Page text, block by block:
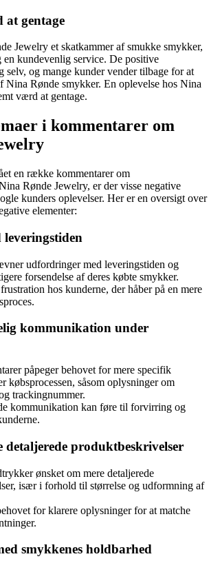
at gentage
Jewelry et skatkammer af smukke smykker,
kundevenlig service. De positive
selv, og mange kunder vender tilbage for at
Nina Rønde smykker. En oplevelse hos Nina
værd at gentage.
i kommentarer om
en række kommentarer om
Rønde Jewelry, er der visse negative
kunders oplevelser. Her er en oversigt over
elementer:
leveringstiden
udfordringer med leveringstiden og
forsendelse af deres købte smykker.
hos kunderne, der håber på en mere
kommunikation under
påpeger behovet for mere specifik
købsprocessen, såsom oplysninger om
trackingnummer.
kommunikation kan føre til forvirring og
detaljerede produktbeskrivelser
ønsket om mere detaljerede
især i forhold til størrelse og udformning af
for klarere oplysninger for at matche
smykkenes holdbarhed